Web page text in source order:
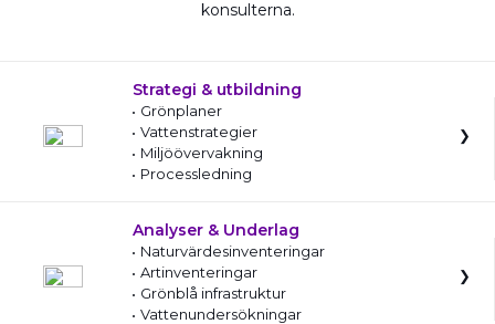
konsulterna.
Strategi & utbildning
Grönplaner
Vattenstrategier
Miljöövervakning
Processledning
Analyser & Underlag
Naturvärdesinventeringar
Artinventeringar
Grönblå infrastruktur
Vattenundersökningar